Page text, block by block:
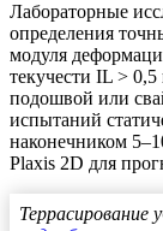
Лабораторные
определения
модуля
текучести IL >
подошвой или
испытаний
наконечником
Plaxis 2D для